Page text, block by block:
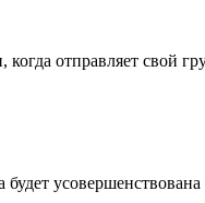
отправляет свой